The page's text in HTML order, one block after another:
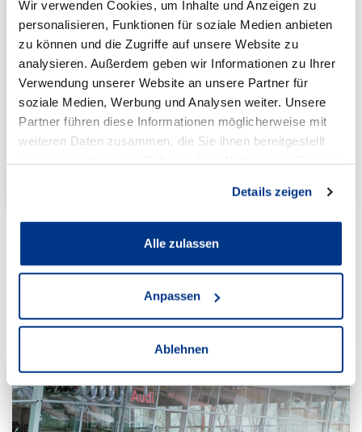
Wir verwenden Cookies, um Inhalte und Anzeigen zu
personalisieren, Funktionen für soziale Medien anbieten
zu können und die Zugriffe auf unsere Website zu
analysieren. Außerdem geben wir Informationen zu Ihrer
Verwendung unserer Website an unsere Partner für
soziale Medien, Werbung und Analysen weiter. Unsere
Partner führen diese Informationen möglicherweise mit
weiteren Daten zusammen, die Sie ihnen bereitgestellt
Details zeigen
Alle zulassen
Anpassen
Ablehnen
+49(0)231/427858-0
Online Terminvereinbarung
Online-Terminvereinbarung NFZ
zur Standortseite
Audi Standorte